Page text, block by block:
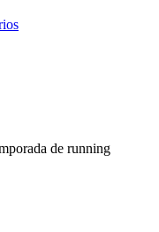
de running